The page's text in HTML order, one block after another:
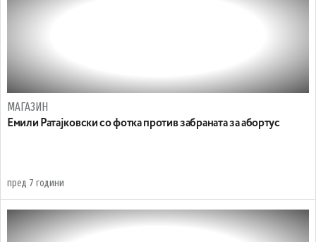
МАГАЗИН
Емили Ратајковски со фотка против забраната за абортус
пред 7 години